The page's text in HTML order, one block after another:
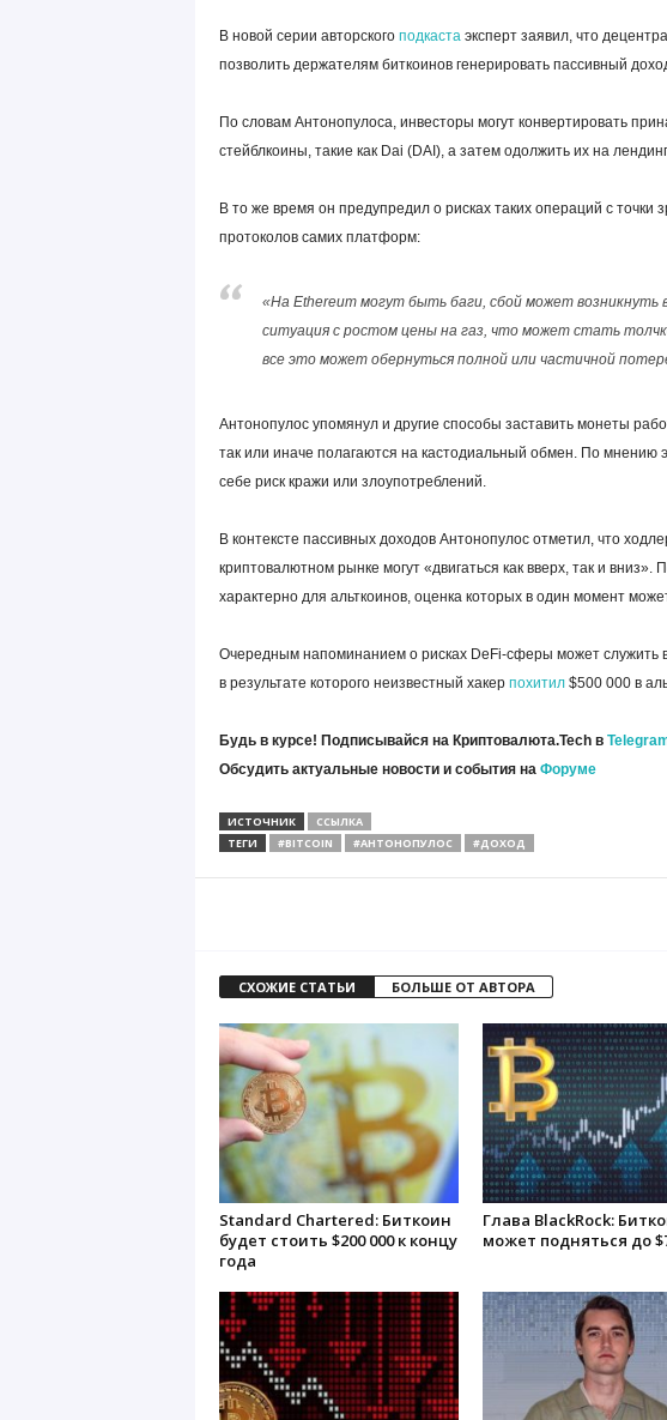
В новой серии авторского подкастаэксперт заявил, что
позволить держателям биткоинов генерировать пассивный
По словам Антонопулоса, инвесторы могут конвертировать
стейблкоины, такие как Dai (DAI), а затем одолжить их на
В то же время он предупредил о рисках таких операций с точки
протоколов самих платформ:
«На Ethereum могут быть баги, сбой может возникнуть
ситуация с ростом цены на газ, что может стать
все это может обернуться полной или частичной
Антонопулос упомянул и другие способы заставить монеты
так или иначе полагаются на кастодиальный обмен. По мнению
себе риск кражи или злоупотреблений.
В контексте пассивных доходов Антонопулос отметил, что
криптовалютном рынке могут «двигаться как вверх, так и
характерно для альткоинов, оценка которых в один момент
Очередным напоминанием о рисках DeFi-сферы может служить
в результате которого неизвестный хакер похитил$500 000 в
Будь в курсе! Подписывайся на Криптовалюта.Tech в
Обсудить актуальные новости и события на Форуме
ИСТОЧНИК
ССЫЛКА
ТЕГИ
#BITCOIN #АНТОНОПУЛОС #ДОХОД
СХОЖИЕ СТАТЬИ БОЛЬШЕ ОТ АВТОРА
Standard Chartered: Биткоин
будет стоить $200 000 к концу
года
Глава BlackRock:
может подняться до